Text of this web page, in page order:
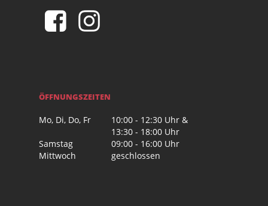
ÖFFNUNGSZEITEN
Mo, Di, Do, Fr
10:00 - 12:30 Uhr &
13:30 - 18:00 Uhr
Samstag
09:00 - 16:00 Uhr
Mittwoch
geschlossen